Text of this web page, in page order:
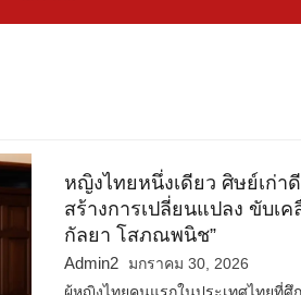
หญิงไทยหนึ่งเดียว ศิษย์เก่า
สร้างการเปลี่ยนแปลง ขับเ
กัลยา โสภณพนิช”
Admin2
มกราคม 30, 2026